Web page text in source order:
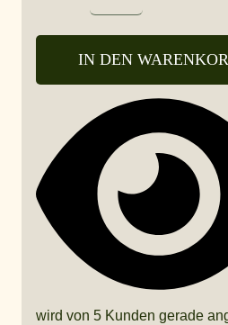
IN DEN
wird von 5 Kunden gerade